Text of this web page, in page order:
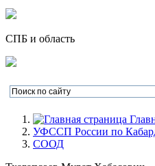
СПБ и область
УФССП России по
СООД